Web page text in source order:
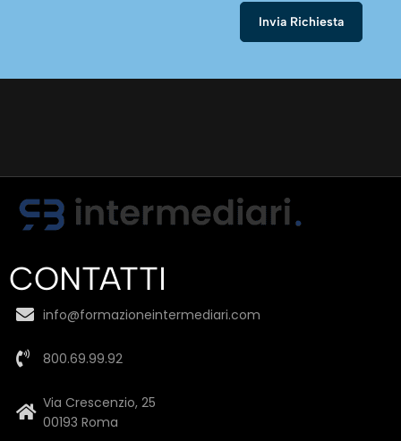
CONTATTI
info@formazioneintermediari.com
800.69.99.92
Via Crescenzio, 25
00193 Roma